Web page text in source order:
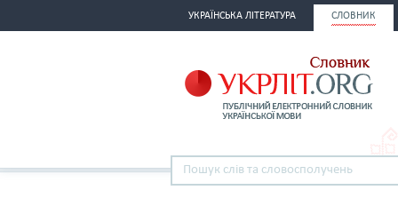
УКРАЇНСЬКА ЛІТЕРАТУРА СЛОВНИК